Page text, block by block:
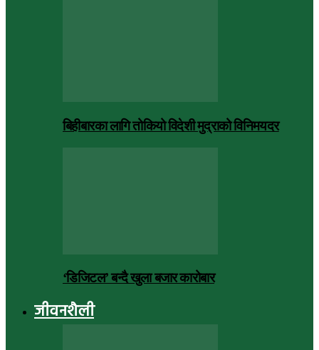
बिहीबारका लागि तोकियो विदेशी मुद्राको विनिमयदर
‘डिजिटल’ बन्दै खुला बजार कारोबार
जीवनशैली